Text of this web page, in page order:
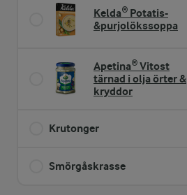
Kelda® Potatis-
&purjolökssoppa
Apetina® Vitost
tärnad i olja örter &
kryddor
Krutonger
Smörgåskrasse